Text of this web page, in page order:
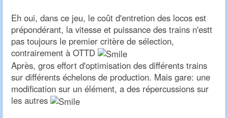
Eh oui, dans ce jeu, le coût d'entretion des locos est
prépondérant, la vitesse et puissance des trains n'estt
pas toujours le premier critère de sélection,
contrairement à OTTD
Après, gros effort d'optimisation des différents trains
sur différents échelons de production. Mais gare: une
modification sur un élément, a des répercussions sur
les autres